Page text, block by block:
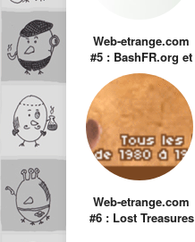
Web-etrange.com
#5 : BashFR.org et
affiliés
Web-etrange.com
#6 : Lost Treasures